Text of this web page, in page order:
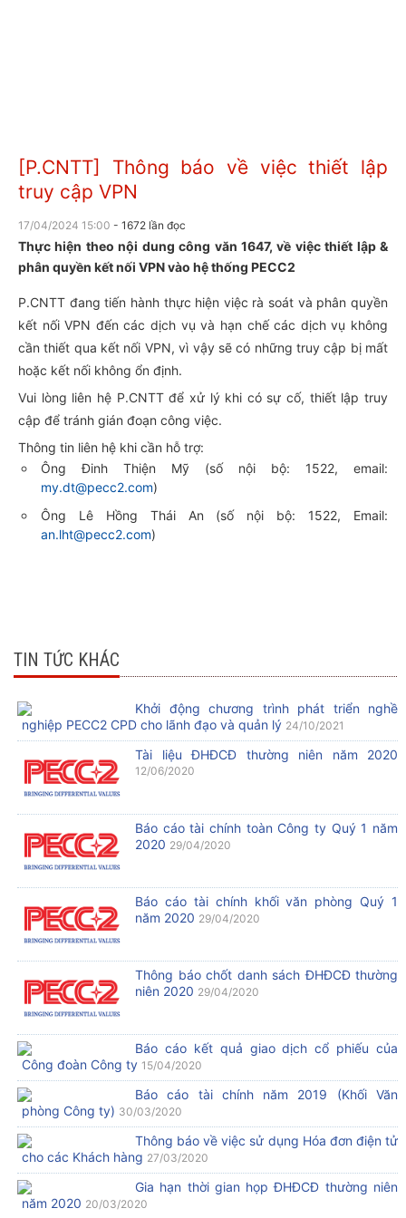
[P.CNTT] Thông báo về việc thiết lập
truy cập VPN
17/04/2024 15:00 - 1672 lần đọc
Thực hiện theo nội dung công văn 1647, về việc thiết lập &
phân quyền kết nối VPN vào hệ thống PECC2
P.CNTT đang tiến hành thực hiện việc rà soát và phân quyền
kết nối VPN đến các dịch vụ và hạn chế các dịch vụ không
cần thiết qua kết nối VPN, vì vậy sẽ có những truy cập bị mất
hoặc kết nối không ổn định.
Vui lòng liên hệ P.CNTT để xử lý khi có sự cố, thiết lập truy
cập để tránh gián đoạn công việc.
Thông tin liên hệ khi cần hỗ trợ:
Ông Đinh Thiện Mỹ (số nội bộ: 1522, email:
my.dt@pecc2.com)
Ông Lê Hồng Thái An (số nội bộ: 1522, Email:
an.lht@pecc2.com)
TIN TỨC KHÁC
Khởi động chương trình phát triển nghề
nghiệp PECC2 CPD cho lãnh đạo và quản lý 24/10/2021
Tài liệu ĐHĐCĐ thường niên năm 2020
12/06/2020
Báo cáo tài chính toàn Công ty Quý 1 năm
2020 29/04/2020
Báo cáo tài chính khối văn phòng Quý 1
năm 2020 29/04/2020
Thông báo chốt danh sách ĐHĐCĐ thường
niên 2020 29/04/2020
Báo cáo kết quả giao dịch cổ phiếu của
Công đoàn Công ty 15/04/2020
Báo cáo tài chính năm 2019 (Khối Văn
phòng Công ty) 30/03/2020
Thông báo về việc sử dụng Hóa đơn điện tử
cho các Khách hàng 27/03/2020
Gia hạn thời gian họp ĐHĐCĐ thường niên
năm 2020 20/03/2020